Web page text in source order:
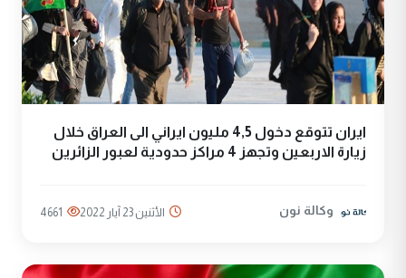
ايران تتوقع دخول 4,5 مليون ايراني الى العراق خلال
زيارة الاربعين وتجهز 4 مراكز حدودية لعبور الزائرين
وكالة نون الأثنين 23 آيار 2022 4661